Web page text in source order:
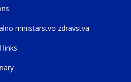
ministarstvo zdravstva
links